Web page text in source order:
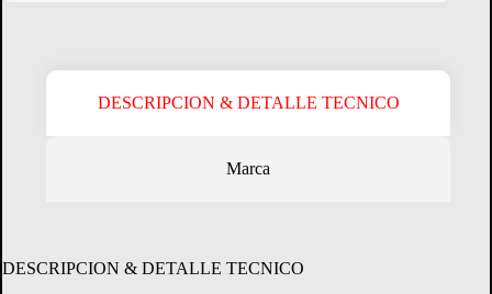
DESCRIPCION & DETALLE TECNICO
Marca
DESCRIPCION & DETALLE TECNICO